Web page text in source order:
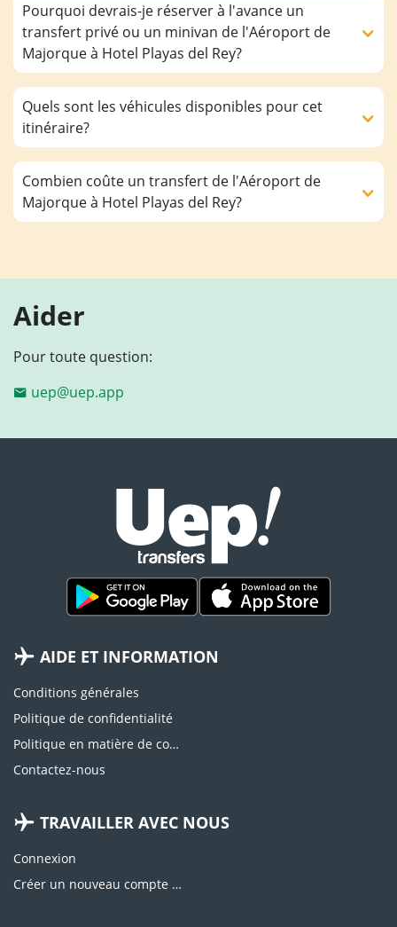
Pourquoi devrais-je réserver à l'avance un
transfert privé ou un minivan de l'Aéroport de
Majorque à Hotel Playas del Rey?
Quels sont les véhicules disponibles pour cet
itinéraire?
Combien coûte un transfert de l'Aéroport de
Majorque à Hotel Playas del Rey?
Aider
Pour toute question:
uep@uep.app
AIDE ET INFORMATION
Conditions générales
Politique de confidentialité
Politique en matière de cookies
Contactez-nous
TRAVAILLER AVEC NOUS
Connexion
Créer un nouveau compte d'agence